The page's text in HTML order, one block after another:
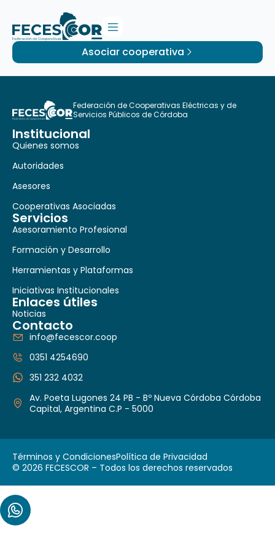
Asociar cooperativa
Federación de Cooperativas Eléctricas y de
Servicios Públicos de Córdoba
Institucional
Quienes somos
Autoridades
Asesores
Cooperativas Asociadas
Servicios
Asesoramiento Profesional
Formación y Desarrollo
Herramientas y Plataformas
Iniciativas Institucionales
Enlaces útiles
Noticias
Contacto
info@fecescor.coop
0351 4254690
351 232 4032
Av. Poeta Lugones 24 PB - Bº Nueva Córdoba Córdoba
Capital, Argentina C.P - 5000
© 2026 FECESCOR – Todos los derechos reservados
Términos y CondicionesPolítica de Privacidad